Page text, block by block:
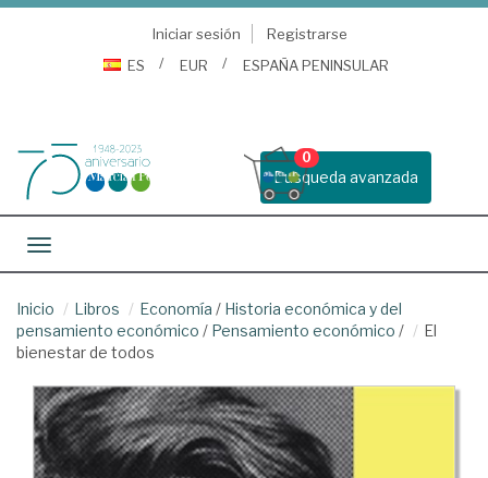
Iniciar sesión
Registrarse
ES
EUR ESPAÑA PENINSULAR
Busqueda avanzada
0
Toggle navigation
Inicio Libros Economía / Historia económica y del
pensamiento económico / Pensamiento económico /
El
bienestar de todos